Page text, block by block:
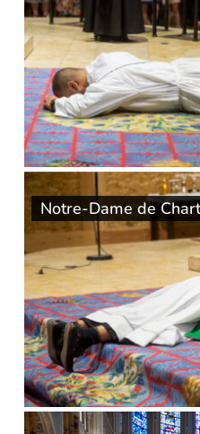
Notre-Dame de